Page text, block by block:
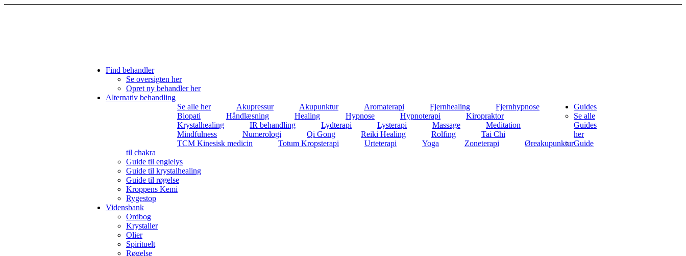
Find behandler
Se oversigten her
Opret ny behandler her
Alternativ behandling
Se alle her
Akupressur Akupunktur Aromaterapi Fjernhealing
Fjernhypnose
Biopati
Håndlæsning Healing Hypnose Hypnoterapi
Kiropraktor
Krystalhealing
IR behandling Lydterapi Lysterapi Massage
Meditation
Mindfulness
Numerologi Qi Gong Reiki Healing Rolfing
Tai Chi
TCM Kinesisk medicin
Totum Kropsterapi Urteterapi Yoga Zoneterapi Øreakupunktur
Guides
Se alle
Guides
her
Guide
til chakra
Guide til englelys
Guide til krystalhealing
Guide til røgelse
Kroppens Kemi
Rygestop
Vidensbank
Ordbog
Krystaller
Olier
Spirituelt
Røgelse